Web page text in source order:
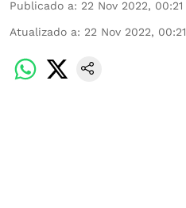
Publicado a: 22 Nov 2022, 00:21
Atualizado a: 22 Nov 2022, 00:21